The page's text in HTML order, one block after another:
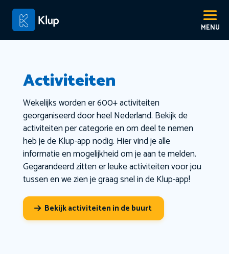
Activiteiten
Wekelijks worden er 600+ activiteiten
georganiseerd door heel Nederland. Bekijk de
activiteiten per categorie en om deel te nemen
heb je de Klup-app nodig. Hier vind je alle
informatie en mogelijkheid om je aan te melden.
Gegarandeerd zitten er leuke activiteiten voor jou
tussen en we zien je graag snel in de Klup-app!
Bekijk activiteiten in de buurt